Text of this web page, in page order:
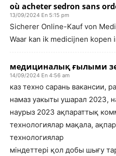
où acheter sedron sans
13/09/2024 En 5:15 pm
Sicherer Online-Kauf von
Waar kan ik medicijnen kopen
медициналық ғылыми
14/09/2024 En 4:56 am
каз техно сарань вакансии,
намаз уакыты ушарал 2023,
наурыз 2023 ақпараттық
технологиялар мақала,
технологиялар
міндеттері қол добы шығу